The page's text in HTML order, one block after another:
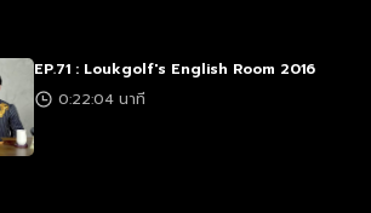
EP.71 : Loukgolf's English Room 2016
0:22:04 นาที